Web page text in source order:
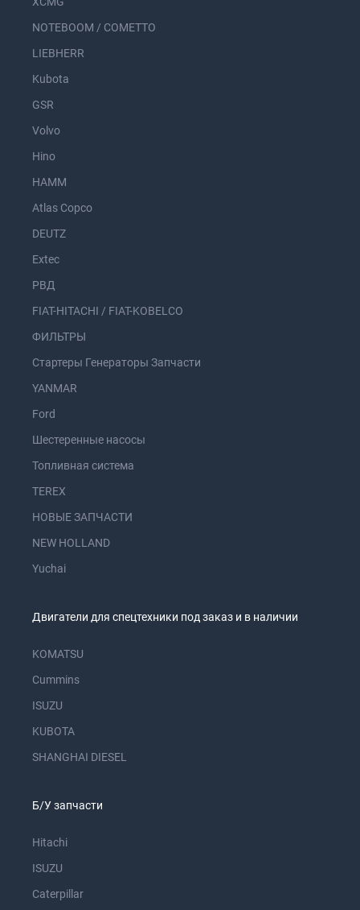
NOTEBOOM / COMETTO
LIEBHERR
Kubota
GSR
Volvo
Hino
HAMM
Atlas Copco
DEUTZ
Extec
РВД
FIAT-HITACHI / FIAT-KOBELCO
ФИЛЬТРЫ
Стартеры Генераторы Запчасти
YANMAR
Ford
Шестеренные насосы
Топливная система
TEREX
НОВЫЕ ЗАПЧАСТИ
NEW HOLLAND
Yuchai
Двигатели для спецтехники под заказ и в наличии
KOMATSU
Cummins
ISUZU
KUBOTA
SHANGHAI DIESEL
Б/У запчасти
Hitachi
ISUZU
Caterpillar